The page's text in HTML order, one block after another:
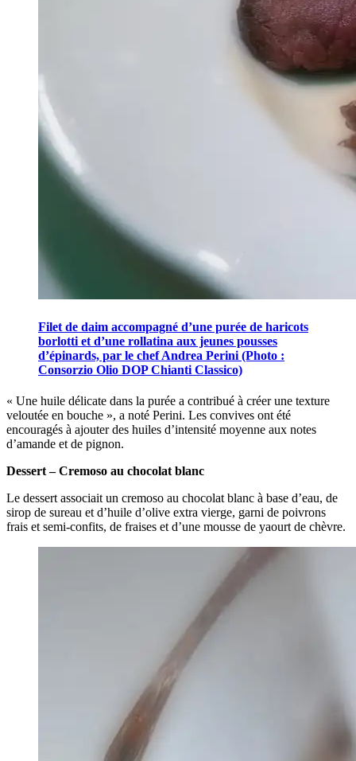
Filet de daim accompagné d’une purée de haricots
borlotti et d’une rollatina aux jeunes pousses
d’épinards, par le chef Andrea Perini (Photo :
Consorzio Olio DOP Chianti Classico)
« Une huile délicate dans la purée a contribué à créer une texture
veloutée en bouche », a noté Perini. Les convives ont été
encouragés à ajouter des huiles d’intensité moyenne aux notes
d’amande et de pignon.
Dessert – Cremoso au chocolat blanc
Le dessert associait un cremoso au chocolat blanc à base d’eau, de
sirop de sureau et d’huile d’olive extra vierge, garni de poivrons
frais et semi-confits, de fraises et d’une mousse de yaourt de chèvre.